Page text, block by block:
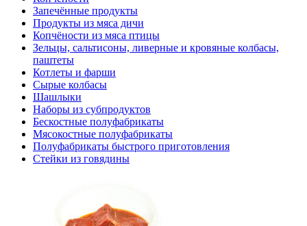
Запечённые продукты
Продукты из мяса дичи
Копчёности из мяса птицы
Зельцы, сальтисоны, ливерные и кровяные колбасы,
паштеты
Котлеты и фарши
Сырые колбасы
Шашлыки
Наборы из субпродуктов
Бескостные полуфабрикаты
Мясокостные полуфабрикаты
Полуфабрикаты быстрого приготовления
Стейки из говядины